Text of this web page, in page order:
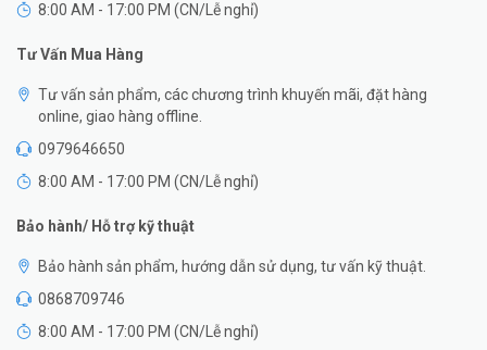
8:00 AM - 17:00 PM (CN/Lễ nghỉ)
Tư Vấn Mua Hàng
Tư vấn sản phẩm, các chương trình khuyến mãi, đặt hàng
online, giao hàng offline.
0979646650
8:00 AM - 17:00 PM (CN/Lễ nghỉ)
Bảo hành/ Hỗ trợ kỹ thuật
Bảo hành sản phẩm, hướng dẫn sử dụng, tư vấn kỹ thuật.
0868709746
8:00 AM - 17:00 PM (CN/Lễ nghỉ)